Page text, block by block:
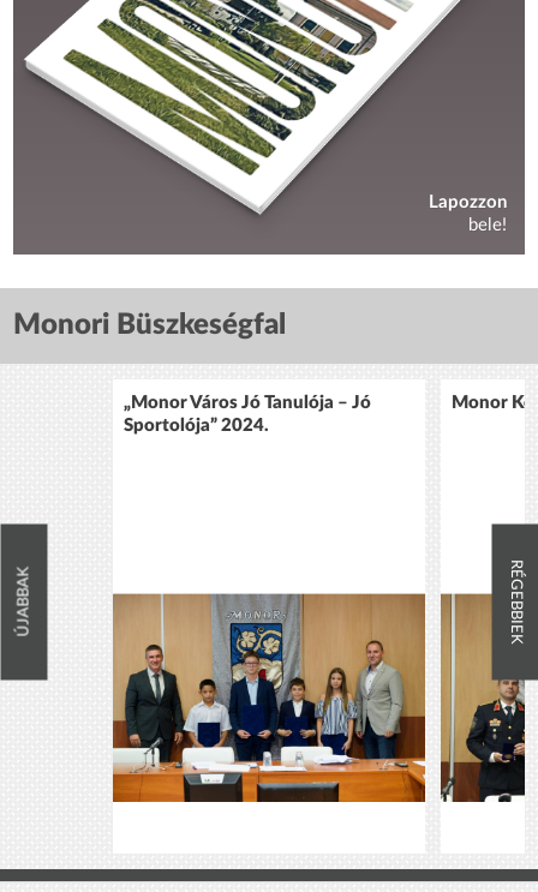
Lapozzon
bele!
Monori Büszkeségfal
ÚJABBAK
„Monor Város Jó Tanulója – Jó
Sportolója” 2024.
Monor
RÉGEBBIEK